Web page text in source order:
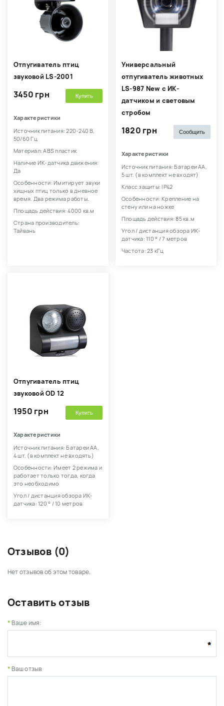
Отпугиватель птиц
звуковой LS-2001
3450 грн Купить
Характеристики
Источник питания: 220-240 В,
50/60 Гц
Материал: ABS пластик
Наличие ИК-датчика движения:
Да
Особенности: Имитирует звуки
хищных птиц только в дневное
время. Два режима работы.
Площадь действия: 4000 кв.м
Страна производитель:
Тайвань
Универсальный
отпугиватель животных
LS-987 New с ИК-
датчиком и световым
стробом
1820 грн Сообщить
Характеристики
Источник питания: Батареи АА,
5 шт. (в комплект не входят)
Класс защиты: IP42
Особенности: Крепление на
стену или на ножке
Площадь действия: 85 кв.м
Угол / дистанция обзора ИК-
датчика: 110 ° / 7 метров
Частота: 23 кГц
Отпугиватель птиц
звуковой OD 12
1950 грн Купить
Характеристики
Источник питания: Батареи АА,
4 шт. (в комплект не входять)
Особенности: Имеет 2 режима и
работает только тогда, когда
это необходимо
Угол / дистанция обзора ИК-
датчика: 120 ° / 10 метров
Отзывов (0)
Нет отзывов об этом товаре.
Оставить отзыв
Ваше имя:
Ваш отзыв